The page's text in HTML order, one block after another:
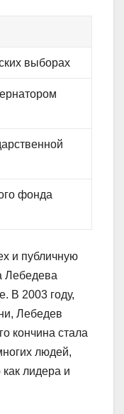
выборах
фонда
и публичную
Лебедева
В 2003 году,
Лебедев
кончина стала
людей,
лидера и